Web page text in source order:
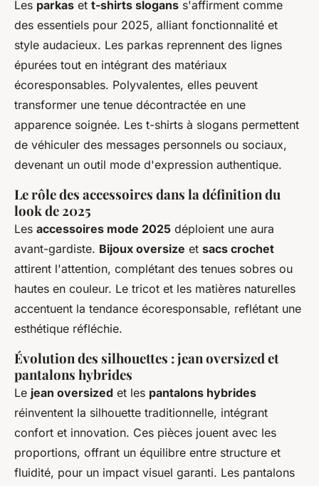
Les parkas et t-shirts slogans s'affirment comme
des essentiels pour 2025, alliant fonctionnalité et
style audacieux. Les parkas reprennent des lignes
épurées tout en intégrant des matériaux
écoresponsables. Polyvalentes, elles peuvent
transformer une tenue décontractée en une
apparence soignée. Les t-shirts à slogans permettent
de véhiculer des messages personnels ou sociaux,
devenant un outil mode d'expression authentique.
Le rôle des accessoires dans la définition du
look de 2025
Les accessoires mode 2025 déploient une aura
avant-gardiste. Bijoux oversize et sacs crochet
attirent l'attention, complétant des tenues sobres ou
hautes en couleur. Le tricot et les matières naturelles
accentuent la tendance écoresponsable, reflétant une
esthétique réfléchie.
Évolution des silhouettes : jean oversized et
pantalons hybrides
Le jean oversized et les pantalons hybrides
réinventent la silhouette traditionnelle, intégrant
confort et innovation. Ces pièces jouent avec les
proportions, offrant un équilibre entre structure et
fluidité, pour un impact visuel garanti. Les pantalons